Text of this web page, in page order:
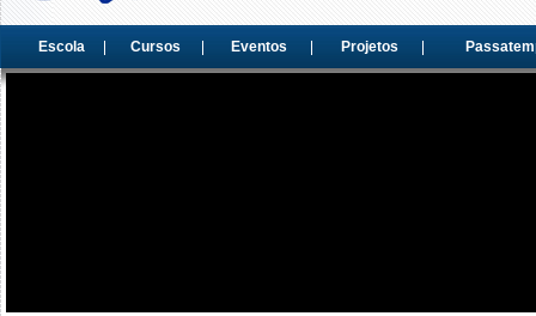
Escola Cursos Eventos Projetos